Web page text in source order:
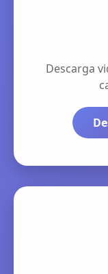
Descarga